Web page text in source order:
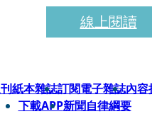
線上閱讀
紙本雜誌訂閱電子雜誌內容
下載APP新聞自律綱要